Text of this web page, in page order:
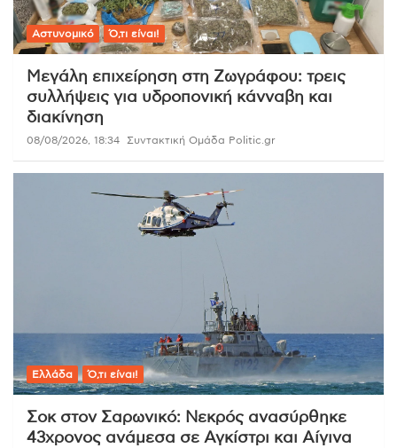
Αστυνομικό Ό,τι είναι!
Μεγάλη επιχείρηση στη Ζωγράφου: τρεις
συλλήψεις για υδροπονική κάνναβη και
διακίνηση
08/08/2026, 18:34 Συντακτική Ομάδα Politic.gr
Ελλάδα Ό,τι είναι!
Σοκ στον Σαρωνικό: Νεκρός ανασύρθηκε
43χρονος ανάμεσα σε Αγκίστρι και Αίγινα